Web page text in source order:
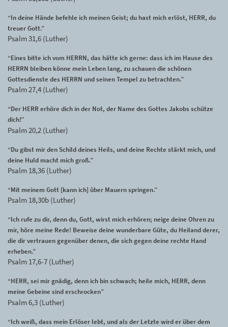
“In deine Hände befehle ich meinen Geist; du hast mich erlöst, HERR, du
treuer Gott.”
Psalm 31,6 (Luther)
“Eines bitte ich vom HERRN, das hätte ich gerne: dass ich im Hause des
HERRN bleiben könne mein Leben lang, zu schauen die schönen
Gottesdienste des HERRN und seinen Tempel zu betrachten.”
Psalm 27,4 (Luther)
“Der HERR erhöre dich in der Not, der Name des Gottes Jakobs schütze
dich!”
Psalm 20,2 (Luther)
“Du gibst mir den Schild deines Heils, und deine Rechte stärkt mich, und
deine Huld macht mich groß.”
Psalm 18,36 (Luther)
“Mit meinem Gott [kann ich] über Mauern springen.”
Psalm 18,30b (Luther)
“Ich rufe zu dir, denn du, Gott, wirst mich erhören; neige deine Ohren zu
mir, höre meine Rede! Beweise deine wunderbare Güte, du Heiland derer,
die dir vertrauen gegenüber denen, die sich gegen deine rechte Hand
erheben.”
Psalm 17,6-7 (Luther)
“HERR, sei mir gnädig, denn ich bin schwach; heile mich, HERR, denn
meine Gebeine sind erschrocken”
Psalm 6,3 (Luther)
“Ich weiß, dass mein Erlöser lebt, und als der Letzte wird er über dem